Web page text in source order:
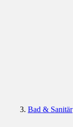
Bad & Sanitär